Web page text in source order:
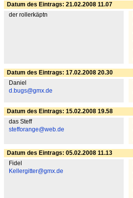
Datum des Eintrags: 21.02.2008 11.07
der rollerkäptn
Datum des Eintrags: 17.02.2008 20.30
Daniel
d.bugs@gmx.de
Datum des Eintrags: 15.02.2008 19.58
das Steff
stefforange@web.de
Datum des Eintrags: 05.02.2008 11.13
Fidel
Kellergitter@gmx.de